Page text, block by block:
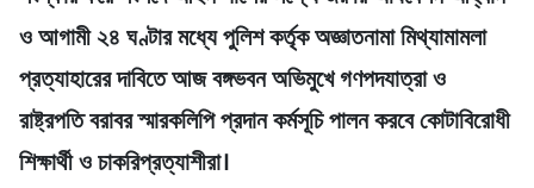
ও আগামী ২৪ ঘণ্টার মধ্যে পুলিশ কর্তৃক অজ্ঞাতনামা মিথ্যামামলা
প্রত্যাহারের দাবিতে আজ বঙ্গভবন অভিমুখে গণপদযাত্রা ও
রাষ্ট্রপতি বরাবর স্মারকলিপি প্রদান কর্মসূচি পালন করবে কোটাবিরোধী
শিক্ষার্থী ও চাকরিপ্রত্যাশীরা।